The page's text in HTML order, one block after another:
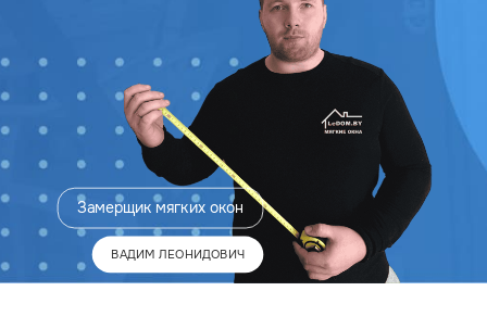
Замерщикмягких окон
ВАДИМ ЛЕОНИДОВИЧ